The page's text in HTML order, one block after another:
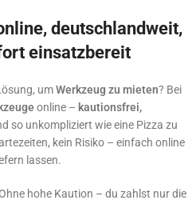
deutschlandweit,
einsatzbereit
umWerkzeug zu mieten? Bei
online – kautionsfrei,
so unkompliziert wie eine Pizza zu
kein Risiko – einfach online
lassen.
hohe Kaution – du zahlst nur die